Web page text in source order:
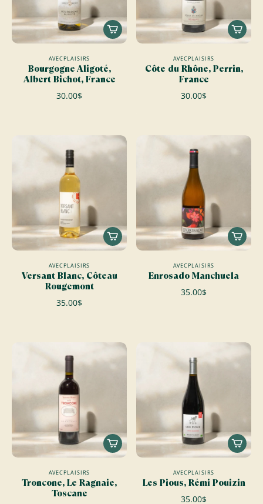
AVECPLAISIRS
Bourgogne Aligoté,
Albert Bichot, France
30.00$
AVECPLAISIRS
Côte du Rhône, Perrin,
France
30.00$
AVECPLAISIRS
Versant Blanc, Côteau
Rougemont
35.00$
AVECPLAISIRS
Enrosado Manchuela
35.00$
AVECPLAISIRS
Troncone, Le Ragnaie,
Toscane
AVECPLAISIRS
Les Pious, Rémi Pouizin
35.00$